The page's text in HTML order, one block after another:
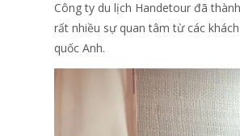
Công ty du lịch Handetour đã
rất nhiều sự quan tâm từ các
quốc Anh.